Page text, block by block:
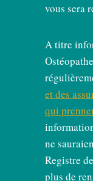
vous sera
A titre
et des
qui
ne
Registre
plus de